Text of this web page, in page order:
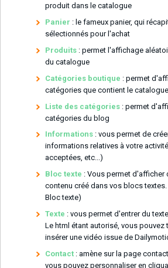
produit dans le catalogue
Panier : le fameux panier, qui
sélectionnés pour l'achat
Produits : permet l'affichage
du catalogue
Catégories boutique : permet
catégories que contient le catalogue
Liste des catégories : permet
catégories du blog
Informations : vous permet de
informations relatives à votre
acceptées, etc...)
Bloc texte : Vous permet d'afficher
contenu créé dans vos blocs
Bloc texte)
Texte : vous permet d'entrer du
Le html étant autorisé, vous pouvez
insérer une vidéo issue de
Contact : amène sur la page
vous pouvez personnaliser en